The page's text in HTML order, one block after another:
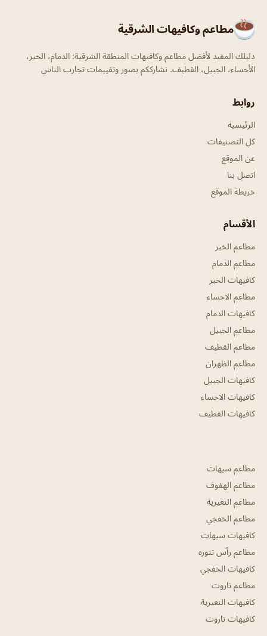
مطاعم وكافيهات الشرقية
دليلك المفيد لأفضل مطاعم وكافيهات المنطقة الشرقية: الدمام، الخبر،
الأحساء، الجبيل، القطيف. نشارككم بصور وتقييمات تجارب الناس
روابط
الرئيسية
كل التصنيفات
عن الموقع
اتصل بنا
خريطة الموقع
الأقسام
مطاعم الخبر
مطاعم الدمام
كافيهات الخبر
مطاعم الاحساء
كافيهات الدمام
مطاعم الجبيل
مطاعم القطيف
مطاعم الظهران
كافيهات الجبيل
كافيهات الاحساء
كافيهات القطيف
مطاعم سيهات
مطاعم الهفوف
مطاعم النعيرية
مطاعم الخفجي
كافيهات سيهات
مطاعم رأس تنوره
كافيهات الخفجي
مطاعم تاروت
كافيهات النعيرية
كافيهات تاروت